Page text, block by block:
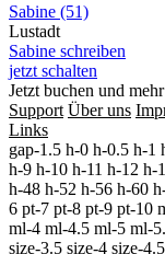
Sabine (51)
Lustadt
Sabine schreiben
jetzt schalten
Jetzt buchen und
Support Über uns
Links
gap-1.5 h-0 h-0.5 h-1
h-9 h-10 h-11 h-12 h-
h-48 h-52 h-56 h-60
6 pt-7 pt-8 pt-9 pt-10
ml-4 ml-4.5 ml-5 ml-
size-3.5 size-4 size-